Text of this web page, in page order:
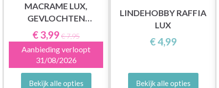
MACRAME LUX,
GEVLOCHTEN
MACRAMÉKOORD, 6
MM
€ 3,99 € 7,95
Aanbieding verloopt
31/08/2026
Bekijk alle opties
LINDEHOBBY RAFFIA
LUX
€ 4,99
Bekijk alle opties